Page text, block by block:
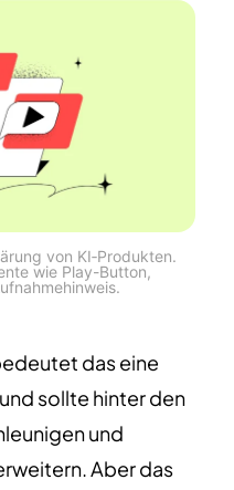
von KI‑Produkten.
wie Play-Button,
das eine
sollte hinter den
und
Aber das